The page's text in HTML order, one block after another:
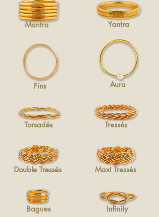
Mantra
Fins
Torsadés
Double Tressés
Bagues
Yantra
Aura
Tressés
Maxi Tressés
Infinity